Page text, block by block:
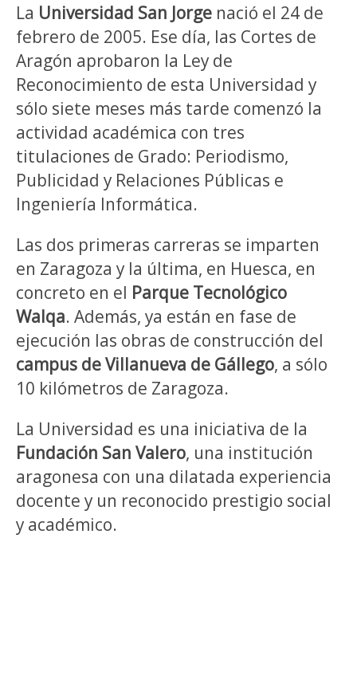
La Universidad San Jorge nació el 24 de
febrero de 2005. Ese día, las Cortes de
Aragón aprobaron la Ley de
Reconocimiento de esta Universidad y
sólo siete meses más tarde comenzó la
actividad académica con tres
titulaciones de Grado: Periodismo,
Publicidad y Relaciones Públicas e
Ingeniería Informática.
Las dos primeras carreras se imparten
en Zaragoza y la última, en Huesca, en
concreto en el Parque Tecnológico
Walqa. Además, ya están en fase de
ejecución las obras de construcción del
campus de Villanueva de Gállego, a sólo
10 kilómetros de Zaragoza.
La Universidad es una iniciativa de la
Fundación San Valero, una institución
aragonesa con una dilatada experiencia
docente y un reconocido prestigio social
y académico.